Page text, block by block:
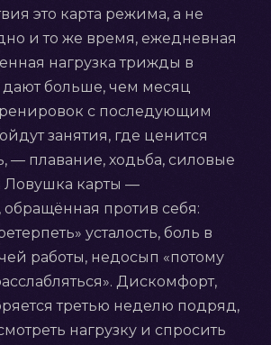
это карта режима, а не
и то же время, ежедневная
нагрузка трижды в
дают больше, чем месяц
с последующим
занятия, где ценится
— плавание, ходьба, силовые
Ловушка карты —
обращённая против себя:
усталость, боль в
работы, недосып «потому
Дискомфорт,
третью неделю подряд,
нагрузку и спросить